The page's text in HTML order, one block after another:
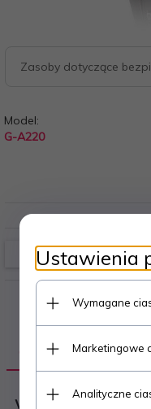
Zasoby dotyczące
Model:
G-A220
OPIS PRODUKTU
Właściwości:
Ustawienia
Wymagane
Marketingowe
Analityczne